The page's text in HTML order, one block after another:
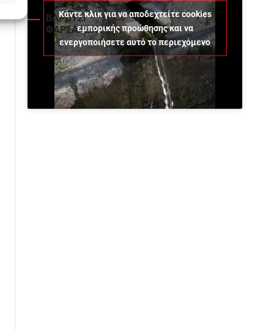
ΒΑΡΟΥΣΙ
ΦΑΡΣΑΛΩΝ
Κάντε κλικ για να αποδεχτείτε cookies
εμπορικής προώθησης και να
ενεργοποιήσετε αυτό το περιεχόμενο